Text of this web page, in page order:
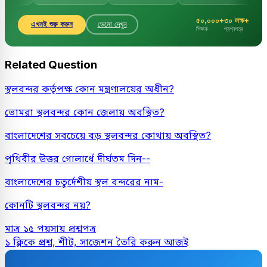
এখনই শুরু করুন ডেমো দেখুন ৫০,০০০+
শিক্ষক
৩০ লক্ষ+
প্রশ্নপত্র
Related Question
স্থলবন্দর কর্তৃপক্ষ কোন মন্ত্রণালয়ের অধীন?
ভোমরা স্থলবন্দর কোন জেলায় অবস্থিত?
বাংলাদেশের সবচেয়ে বড় স্থলবন্দর কোথায় অবস্থিত?
পৃথিবীর উত্তর গোলার্ধে দীর্ঘতম দিন--
বাংলাদেশের চতুর্দেশীয় স্থল বন্দরের নাম-
কোনটি স্থলবন্দর নয়?
মাত্র ১৫ পয়সায় প্রশ্নপত্র
১ ক্লিকে প্রশ্ন, শীট, সাজেশন তৈরি করুন আজই